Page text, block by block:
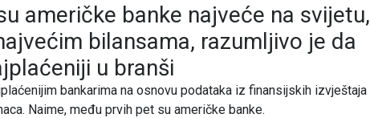
američke banke najveće na svijetu,
bilansama, razumljivo je da
u branši
bankarima na osnovu podataka iz finansijskih izvještaja
Naime, među prvih pet su američke banke.